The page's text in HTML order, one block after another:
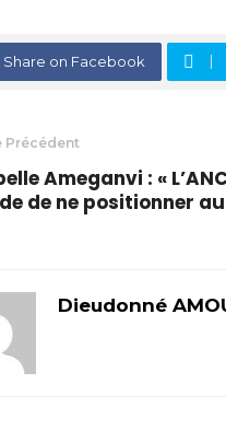
Share on Facebook
Précédent
Ameganvi : «
de ne positionner
Dieudonné